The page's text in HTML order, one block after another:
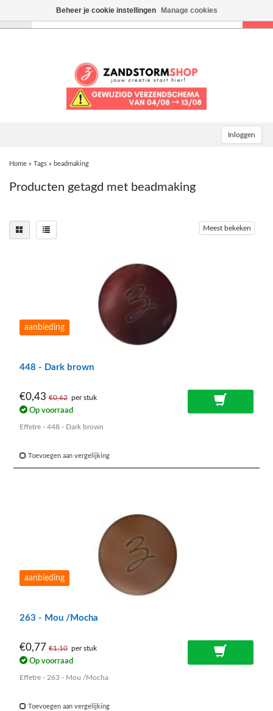
Inloggen
Home » Tags » beadmaking
Producten getagd met beadmaking
Meest bekeken
aanbieding
448 - Dark brown
€0,43 €0,62 per stuk
Op voorraad
Effetre - 448 - Dark brown
Toevoegen aan vergelijking
aanbieding
263 - Mou /Mocha
€0,77 €1,10 per stuk
Op voorraad
Effetre - 263 - Mou /Mocha
Toevoegen aan vergelijking
Beheer je cookie instellingen Manage cookies